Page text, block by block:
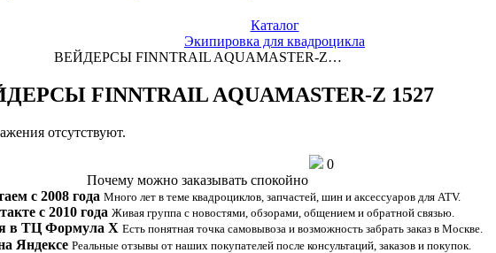
Каталог
Экипировка для квадроцикла
ВЕЙДЕРСЫ FINNTRAIL AQUAMASTER-Z…
FINNTRAIL AQUAMASTER-Z 1527
отсутствуют.
0
Почему можно заказывать спокойно
с 2008 года Много лет в теме квадроциклов, запчастей, шин и аксессуаров для ATV.
с 2010 года Живая группа с новостями, обзорами, общением и обратной связью.
в ТЦ Формула Х Есть понятная точка самовывоза и возможность забрать заказ в Москве.
Яндексе Реальные отзывы от наших покупателей после консультаций, заказов и покупок.